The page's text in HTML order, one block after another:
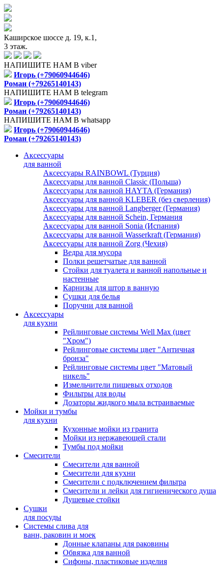
Каширское шоссе д. 19, к.1,
3 этаж.
НАПИШИТЕ НАМ В viber
Игорь (+79060944646)
Роман (+79265140143)
НАПИШИТЕ НАМ В telegram
Игорь (+79060944646)
Роман (+79265140143)
НАПИШИТЕ НАМ В whatsapp
Игорь (+79060944646)
Роман (+79265140143)
Аксессуары
для ванной
Аксессуары RAINBOWL (Турция)
Аксессуары для ванной Classic (Польша)
Аксессуары для ванной HAYTA (Германия)
Аксессуары для ванной KLEBER (без сверления)
Аксессуары для ванной Langberger (Германия)
Аксессуары для ванной Schein, Германия
Аксессуары для ванной Sonia (Испания)
Аксессуары для ванной Wasserkraft (Германия)
Аксессуары для ванной Zorg (Чехия)
Ведра для мусора
Полки решетчатые для ванной
Стойки для туалета и ванной напольные и
настенные
Карнизы для штор в ванную
Сушки для белья
Поручни для ванной
Аксессуары
для кухни
Рейлинговые системы Well Max (цвет
"Хром")
Рейлинговые системы цвет "Античная
бронза"
Рейлинговые системы цвет "Матовый
никель"
Измельчители пищевых отходов
Фильтры для воды
Дозаторы жидкого мыла встраиваемые
Мойки и тумбы
для кухни
Кухонные мойки из гранита
Мойки из нержавеющей стали
Тумбы под мойки
Смесители
Смесители для ванной
Смесители для кухни
Смесители с подключением фильтра
Cмесители и лейки для гигиенического душа
Душевые стойки
Сушки
для посуды
Системы слива для
ванн, раковин и моек
Донные клапаны для раковины
Обвязка для ванной
Сифоны, пластиковые изделия